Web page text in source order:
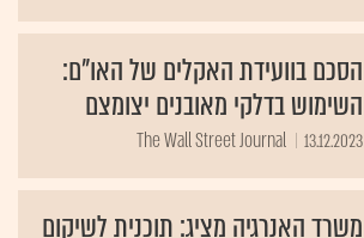
הסכם בוועידת האקלים של האו"ם:
השימוש בדלקי מאובנים יצומצם
13.12.2023
The Wall Street Journal
משרד האנרגיה מציג: תוכנית לשיקום